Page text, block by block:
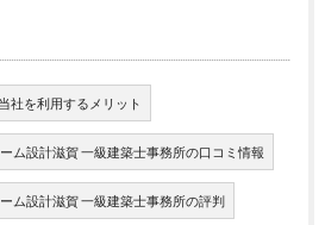
当社を利用するメリット
ム設計滋賀 一級建築士事務所の口コミ情報
ム設計滋賀 一級建築士事務所の評判